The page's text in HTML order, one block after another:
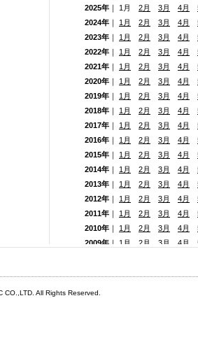
2025年 ｜ 1月 2月 3月 4月
2024年 ｜ 1月 2月 3月 4月
2023年 ｜ 1月 2月 3月 4月
2022年 ｜ 1月 2月 3月 4月
2021年 ｜ 1月 2月 3月 4月
2020年 ｜ 1月 2月 3月 4月
2019年 ｜ 1月 2月 3月 4月
2018年 ｜ 1月 2月 3月 4月
2017年 ｜ 1月 2月 3月 4月
2016年 ｜ 1月 2月 3月 4月
2015年 ｜ 1月 2月 3月 4月
2014年 ｜ 1月 2月 3月 4月
2013年 ｜ 1月 2月 3月 4月
2012年 ｜ 1月 2月 3月 4月
2011年 ｜ 1月 2月 3月 4月
2010年 ｜ 1月 2月 3月 4月
2009年 ｜ 1月 2月 3月 4月
All Rights Reserved.